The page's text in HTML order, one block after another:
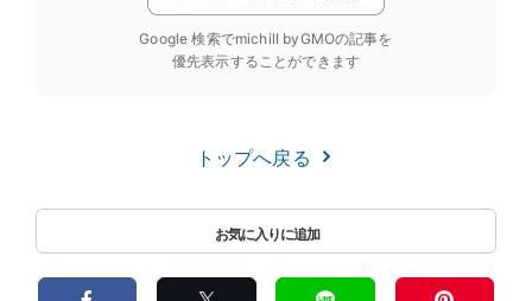
Google 検索でmichill byGMOの記事を
優先表示することができます
トップへ戻る